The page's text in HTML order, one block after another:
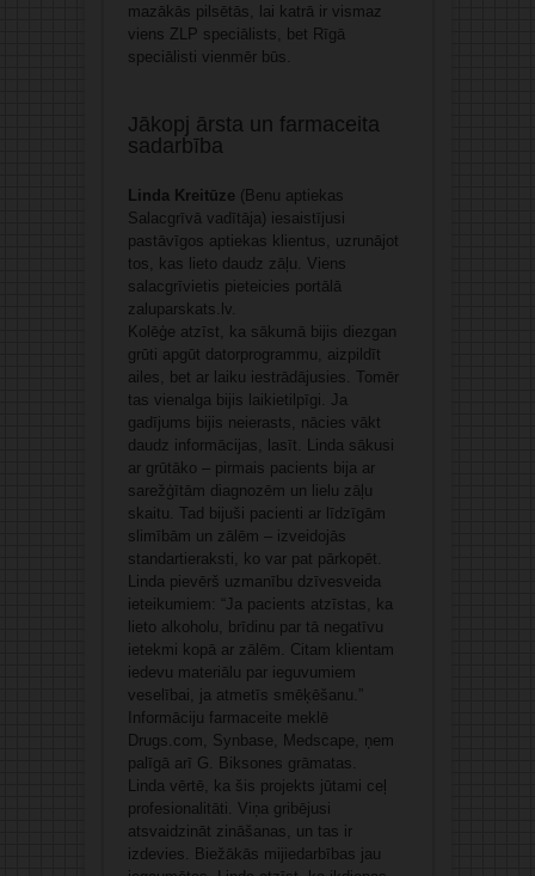
mazākās pilsētās, lai katrā ir vismaz
viens ZLP speciālists, bet Rīgā
speciālisti vienmēr būs.
Jākopj ārsta un farmaceita
sadarbība
Linda Kreitūze (Benu aptiekas
Salacgrīvā vadītāja) iesaistījusi
pastāvīgos aptiekas klientus, uzrunājot
tos, kas lieto daudz zāļu. Viens
salacgrīvietis pieteicies portālā
zaluparskats.lv.
Kolēģe atzīst, ka sākumā bijis diezgan
grūti apgūt datorprogrammu, aizpildīt
ailes, bet ar laiku iestrādājusies. Tomēr
tas vienalga bijis laikietilpīgi. Ja
gadījums bijis neierasts, nācies vākt
daudz informācijas, lasīt. Linda sākusi
ar grūtāko – pirmais pacients bija ar
sarežģītām diagnozēm un lielu zāļu
skaitu. Tad bijuši pacienti ar līdzīgām
slimībām un zālēm – izveidojās
standartieraksti, ko var pat pārkopēt.
Linda pievērš uzmanību dzīvesveida
ieteikumiem: “Ja pacients atzīstas, ka
lieto alkoholu, brīdinu par tā negatīvu
ietekmi kopā ar zālēm. Citam klientam
iedevu materiālu par ieguvumiem
veselībai, ja atmetīs smēķēšanu.”
Informāciju farmaceite meklē
Drugs.com, Synbase, Medscape, ņem
palīgā arī G. Biksones grāmatas.
Linda vērtē, ka šis projekts jūtami ceļ
profesionalitāti. Viņa gribējusi
atsvaidzināt zināšanas, un tas ir
izdevies. Biežākās mijiedarbības jau